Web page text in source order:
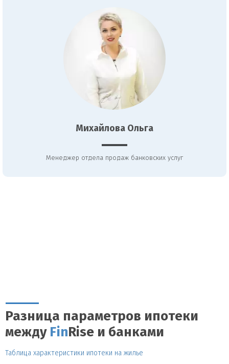
Михайлова Ольга
Менеджер отдела продаж банковских услуг
Разница параметров ипотеки
между Fin Rise и банками
Таблица характеристики ипотеки на жилье